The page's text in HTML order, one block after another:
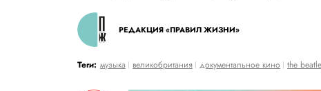
РЕДАКЦИЯ «ПРАВИЛ ЖИЗНИ»
Теги: музыка великобритания документальное кино the